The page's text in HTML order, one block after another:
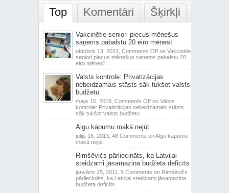
Top Komentāri Šķirkļi
Vakcinētie seniori piecus mēnešus
saņems pabalstu 20 eiro mēnesī
oktobris 13, 2021, Comments Offon Vakcinētie
seniori piecus mēnešus saņems pabalstu 20
eiro mēnesī
Valsts kontrole: Privatizācijas
nebeidzamais stāsts sāk tukšot valsts
budžetu
maijs 16, 2019, Comments Offon Valsts
kontrole: Privatizācijas nebeidzamais stāsts
sāk tukšot valsts budžetu
Algu kāpumu makā nejūt
jūlijs 16, 2013, 48 Comments on Algu kāpumu
makā nejūt
Rimšēvičs pārliecināts, ka Latvijai
steidzami jāsamazina budžeta deficīts
janvāris 25, 2011, 5 Comments on Rimšēvičs
pārliecināts, ka Latvijai steidzami jāsamazina
budžeta deficīts